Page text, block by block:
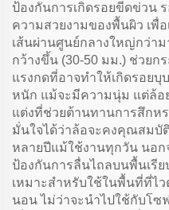
ป้องกันการเกิดรอยขีดข่วน
ความสวยงามของพื้นผิว เพื่
เส้นผ่านศูนย์กลางใหญ่กว่าม
กว้างขึ้น (30-50 มม.) ช่วยก
แรงกดที่อาจทำให้เกิดรอย
หนัก แม้จะมีความนุ่ม แต่ล้อ
แต่งที่ช่วยต้านทานการสึกห
มั่นใจได้ว่าล้อจะคงคุณสมบั
หลายปีแม้ใช้งานทุกวัน นอก
ป้องกันการลื่นไถลบนพื้นเรีย
เหมาะสำหรับใช้ในพื้นที่ที่ไว
นอน ไม่ว่าจะนำไปใช้กับโซ